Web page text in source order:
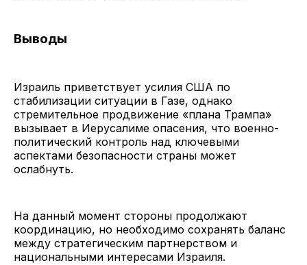
Выводы
Израиль приветствует усилия США по
стабилизации ситуации в Газе, однако
стремительное продвижение «плана Трампа»
вызывает в Иерусалиме опасения, что военно-
политический контроль над ключевыми
аспектами безопасности страны может
ослабнуть.
На данный момент стороны продолжают
координацию, но необходимо сохранять баланс
между стратегическим партнерством и
национальными интересами Израиля.